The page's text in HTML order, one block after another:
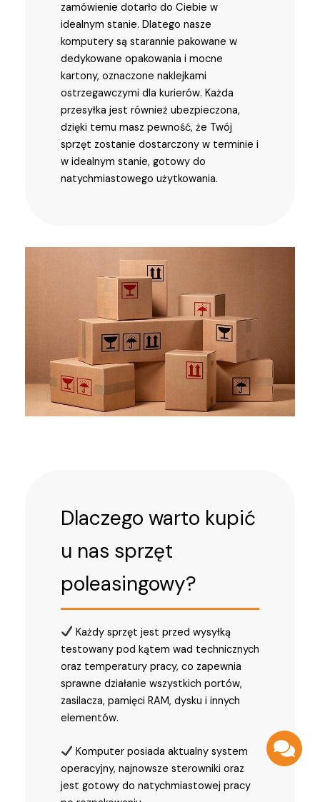
zamówienie dotarło do Ciebie w
idealnym stanie. Dlatego nasze
komputery są starannie pakowane w
dedykowane opakowania i mocne
kartony, oznaczone naklejkami
ostrzegawczymi dla kurierów. Każda
przesyłka jest również ubezpieczona,
dzięki temu masz pewność, że Twój
sprzęt zostanie dostarczony w terminie i
w idealnym stanie, gotowy do
natychmiastowego użytkowania.
Dlaczego warto kupić
u nas sprzęt
poleasingowy?
Każdy sprzęt jest przed wysyłką
testowany pod kątem wad technicznych
oraz temperatury pracy, co zapewnia
sprawne działanie wszystkich portów,
zasilacza, pamięci RAM, dysku i innych
elementów.
Komputer posiada aktualny system
operacyjny, najnowsze sterowniki oraz
jest gotowy do natychmiastowej pracy